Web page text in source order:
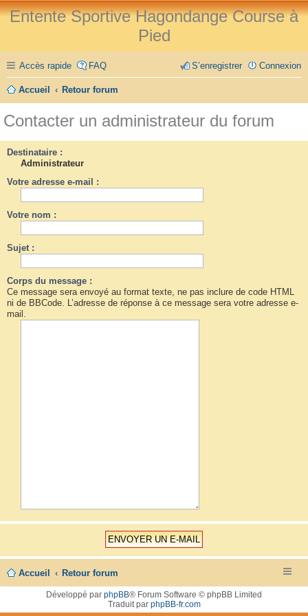
Entente Sportive Hagondange Course à
Pied
Accès rapide FAQ Connexion
S’enregistrer
Accueil Retour forum
Contacter un administrateur du forum
Destinataire :
Administrateur
Votre adresse e-mail :
Votre nom :
Sujet :
Corps du message :
Ce message sera envoyé au format texte, ne pas inclure de code HTML
ni de BBCode. L’adresse de réponse à ce message sera votre adresse e-
mail.
Accueil Retour forum
Développé par phpBB® Forum Software © phpBB Limited
Traduit par phpBB-fr.com